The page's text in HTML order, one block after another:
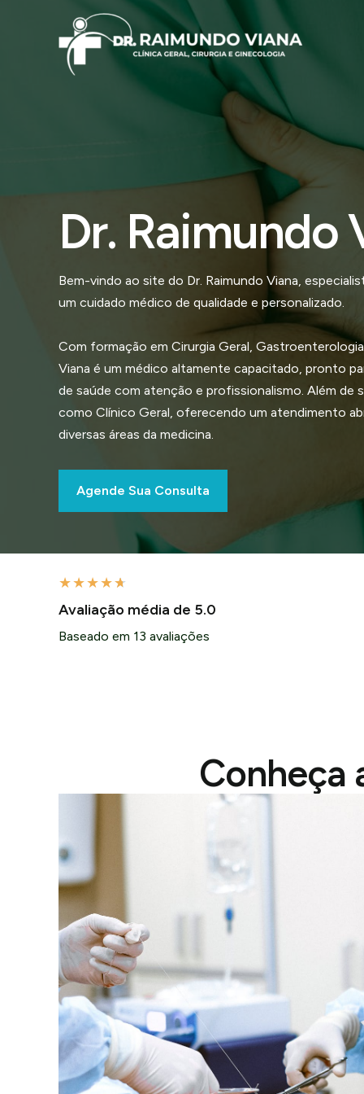
Dr. Raimundo
Bem-vindo ao site do Dr. Raimundo Viana,
um cuidado médico de qualidade e personalizado.
Com formação em Cirurgia Geral,
Viana é um médico altamente capacitado, pronto
de saúde com atenção e profissionalismo. Além de
como Clínico Geral, oferecendo um atendimento
diversas áreas da medicina.
Agende Sua Consulta
★★★★★
Avaliação média de 5.0
Baseado em 13 avaliações
Conheça